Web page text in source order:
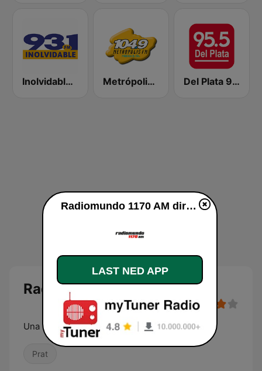
Inolvidable 93.1 FM Metrópolis 104.9 FM Del Plata 95.5
Radiomundo 1170 AM
Una radio para crecer
Prat
Radiomundo 1170 AM direkte
LAST NED APP